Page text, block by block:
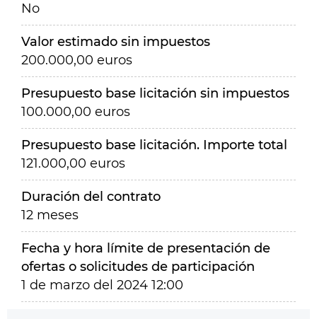
No
Valor estimado sin impuestos
200.000,00 euros
Presupuesto base licitación sin impuestos
100.000,00 euros
Presupuesto base licitación. Importe total
121.000,00 euros
Duración del contrato
12 meses
Fecha y hora límite de presentación de
ofertas o solicitudes de participación
1 de marzo del 2024 12:00